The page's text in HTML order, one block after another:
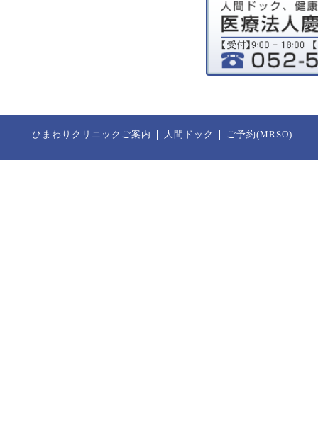
ひまわりクリニックご案内 人間ドック ご予約(MRSO)